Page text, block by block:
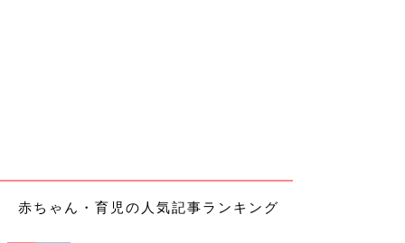
赤ちゃん・育児の人気記事ランキング